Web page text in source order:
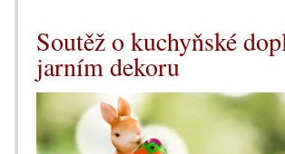
Soutěž o kuchyňské
jarním dekoru